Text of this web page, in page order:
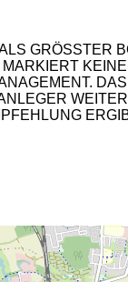
GRÖSSTER
DAS